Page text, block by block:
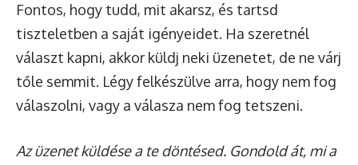
Fontos, hogy tudd, mit akarsz, és tartsd
tiszteletben a saját igényeidet. Ha szeretnél
választ kapni, akkor küldj neki üzenetet, de ne várj
tőle semmit. Légy felkészülve arra, hogy nem fog
válaszolni, vagy a válasza nem fog tetszeni.
Az üzenet küldése a te döntésed. Gondold át, mi a